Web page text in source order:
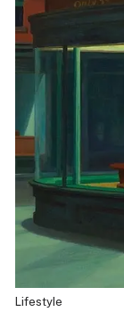
Lifestyle